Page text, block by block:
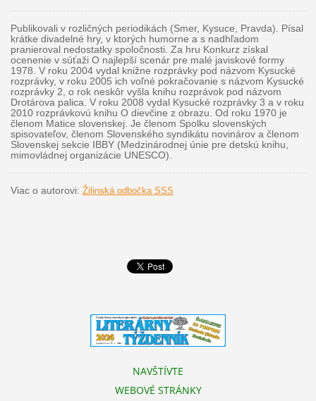
Publikovali v rozličných periodikách (Smer, Kysuce, Pravda). Písal
krátke divadelné hry, v ktorých humorne a s nadhľadom
pranieroval nedostatky spoločnosti. Za hru Konkurz získal
ocenenie v súťaži O najlepší scenár pre malé javiskové formy
1978. V roku 2004 vydal knižne rozprávky pod názvom Kysucké
rozprávky, v roku 2005 ich voľné pokračovanie s názvom Kysucké
rozprávky 2, o rok neskôr vyšla knihu rozprávok pod názvom
Drotárova palica. V roku 2008 vydal Kysucké rozprávky 3 a v roku
2010 rozprávkovú knihu O dievčine z obrazu. Od roku 1970 je
členom Matice slovenskej. Je členom Spolku slovenských
spisovateľov, členom Slovenského syndikátu novinárov a členom
Slovenskej sekcie IBBY (Medzinárodnej únie pre detskú knihu,
mimovládnej organizácie UNESCO).
Viac o autorovi: Žilinská odbočka SSS
NAVŠTÍVTE
WEBOVÉ STRÁNKY